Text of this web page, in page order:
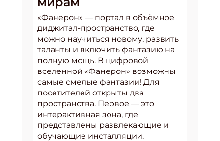
«Фанерон» — портал в объёмное
диджитал-пространство, где
можно научиться новому, развить
таланты и включить фантазию на
полную мощь. В цифровой
вселенной «Фанерон» возможны
самые смелые фантазии! Для
посетителей открыты два
пространства. Первое — это
интерактивная зона, где
представлены развлекающие и
обучающие инсталляции.